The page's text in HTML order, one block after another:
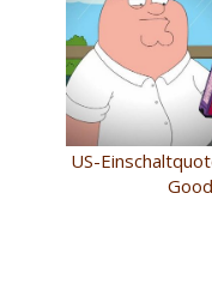
US-